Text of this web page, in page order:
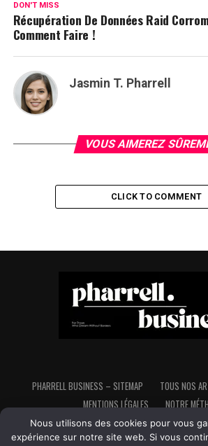
DON'T MISS
Récupération De Données Raid
Comment Faire !
Jasmin T. Pharrell
VOUS AIMEREZ
CLICK TO COMMENT
PHARRELL BUSINESS – SITEMAP TOUS NOS
MENTIONS LÉGALES
NOTRE
Nous utilisons des cookies pour vous
expérience sur notre site web. Si vous